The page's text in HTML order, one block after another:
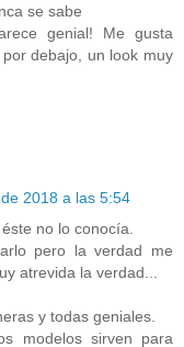
se sabe
genial! Me gusta
debajo, un look muy
2018 a las 5:54
no lo conocía.
pero la verdad me
atrevida la verdad...
y todas geniales.
modelos sirven para